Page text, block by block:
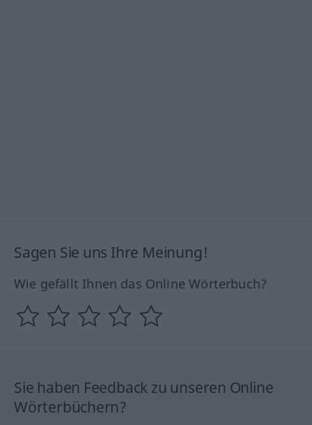
Sagen Sie uns Ihre Meinung!
Wie gefällt Ihnen das Online Wörterbuch?
Sie haben Feedback zu unseren Online
Wörterbüchern?